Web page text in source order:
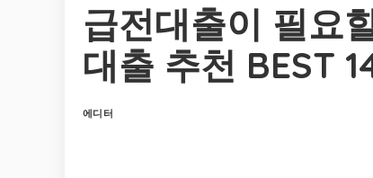
급전대출이 필요
대출 추천 BEST
Posted
에디터